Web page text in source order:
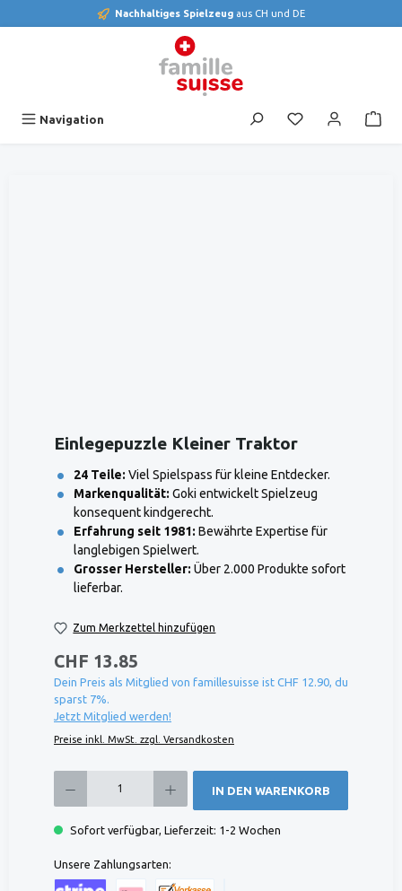
Nachhaltiges Spielzeug aus CH und DE
Navigation Du hast 0
Einlegepuzzle Kleiner Traktor
24 Teile: Viel Spielspass für kleine Entdecker.
Markenqualität: Goki entwickelt Spielzeug
konsequent kindgerecht.
Erfahrung seit 1981: Bewährte Expertise für
langlebigen Spielwert.
Grosser Hersteller: Über 2.000 Produkte sofort
lieferbar.
Zum Merkzettel hinzufügen
CHF 13.85
Dein Preis als Mitglied von famillesuisse ist CHF 12.90, du
sparst 7%.
Jetzt Mitglied werden!
Preise inkl. MwSt. zzgl. Versandkosten
IN DEN WARENKORB
Sofort verfügbar, Lieferzeit: 1-2 Wochen
Unsere Zahlungsarten: